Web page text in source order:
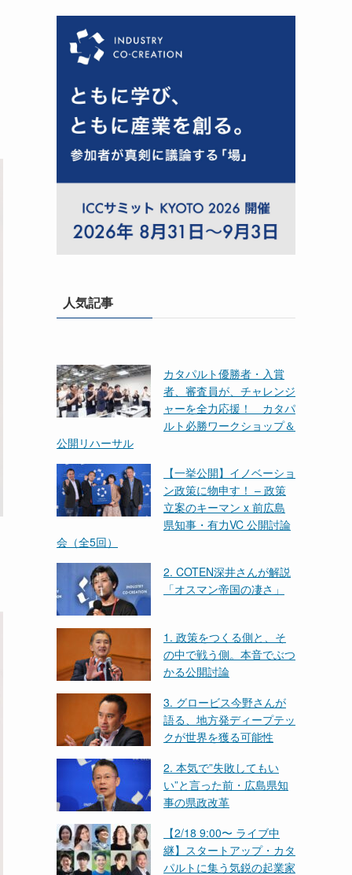
人気記事
カタパルト優勝者・入賞
者、審査員が、チャレンジ
ャーを全力応援！ カタパ
ルト必勝ワークショップ＆
公開リハーサル
【一挙公開】イノベーショ
ン政策に物申す！ – 政策
立案のキーマン x 前広島
県知事・有力VC 公開討論
会（全5回）
2. COTEN深井さんが解説
「オスマン帝国の凄さ」
1. 政策をつくる側と、そ
の中で戦う側。本音でぶつ
かる公開討論
3. グロービス今野さんが
語る、地方発ディープテッ
クが世界を獲る可能性
2. 本気で”失敗してもい
い”と言った前・広島県知
事の県政改革
【2/18 9:00〜 ライブ中
継】スタートアップ・カタ
パルトに集う気鋭の起業家